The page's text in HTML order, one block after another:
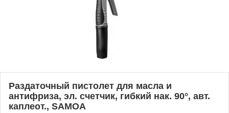
Раздаточный пистолет для масла и
антифриза, эл. счетчик, гибкий нак. 90°, авт.
каплеот., SAMOA